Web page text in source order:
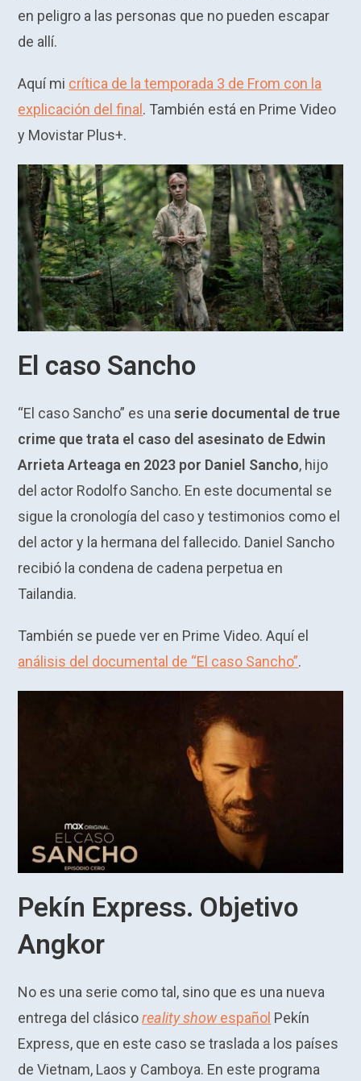
en peligro a las personas que no pueden escapar
de allí.
Aquí mi crítica de la temporada 3 de From con la
explicación del final . También está en Prime Video
y Movistar Plus+.
El caso Sancho
“El caso Sancho” es unaserie documental de true
crime que trata el caso del asesinato de Edwin
Arrieta Arteaga en 2023 por Daniel Sancho, hijo
del actor Rodolfo Sancho. En este documental se
sigue la cronología del caso y testimonios como el
del actor y la hermana del fallecido. Daniel Sancho
recibió la condena de cadena perpetua en
Tailandia.
También se puede ver en Prime Video. Aquí el
análisis del documental de “El caso Sancho”.
Pekín Express. Objetivo
Angkor
No es una serie como tal, sino que es una nueva
entrega del clásicoreality showespañol Pekín
Express, que en este caso se traslada a los países
de Vietnam, Laos y Camboya. En este programa